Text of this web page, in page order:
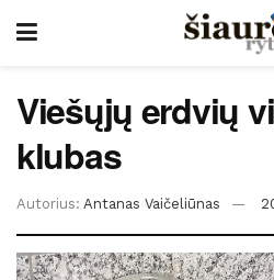
Viešųjų erdvių
klubas
Autorius: Antanas Vaičeliūnas